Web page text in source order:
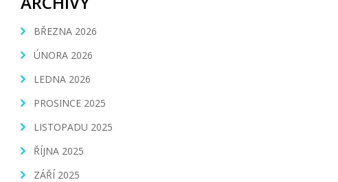
BŘEZNA 2026
ÚNORA 2026
LEDNA 2026
PROSINCE 2025
LISTOPADU 2025
ŘÍJNA 2025
ZÁŘÍ 2025